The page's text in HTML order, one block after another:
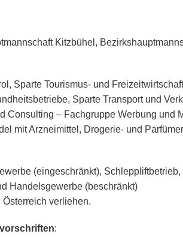
Kitzbühel,
Sparte Tourismus- und
Sparte Transport und
Consulting – Fachgruppe Werbung und
mit Arzneimittel, Drogerie- und
(eingeschränkt),
Handelsgewerbe (beschränkt)
verliehen.
: